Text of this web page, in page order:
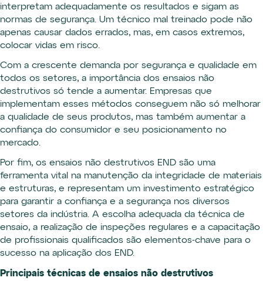
interpretam adequadamente os resultados e sigam as
normas de segurança. Um técnico mal treinado pode não
apenas causar dados errados, mas, em casos extremos,
colocar vidas em risco.
Com a crescente demanda por segurança e qualidade em
todos os setores, a importância dos ensaios não
destrutivos só tende a aumentar. Empresas que
implementam esses métodos conseguem não só melhorar
a qualidade de seus produtos, mas também aumentar a
confiança do consumidor e seu posicionamento no
mercado.
Por fim, os ensaios não destrutivos END são uma
ferramenta vital na manutenção da integridade de materiais
e estruturas, e representam um investimento estratégico
para garantir a confiança e a segurança nos diversos
setores da indústria. A escolha adequada da técnica de
ensaio, a realização de inspeções regulares e a capacitação
de profissionais qualificados são elementos-chave para o
sucesso na aplicação dos END.
Principais técnicas de ensaios não destrutivos